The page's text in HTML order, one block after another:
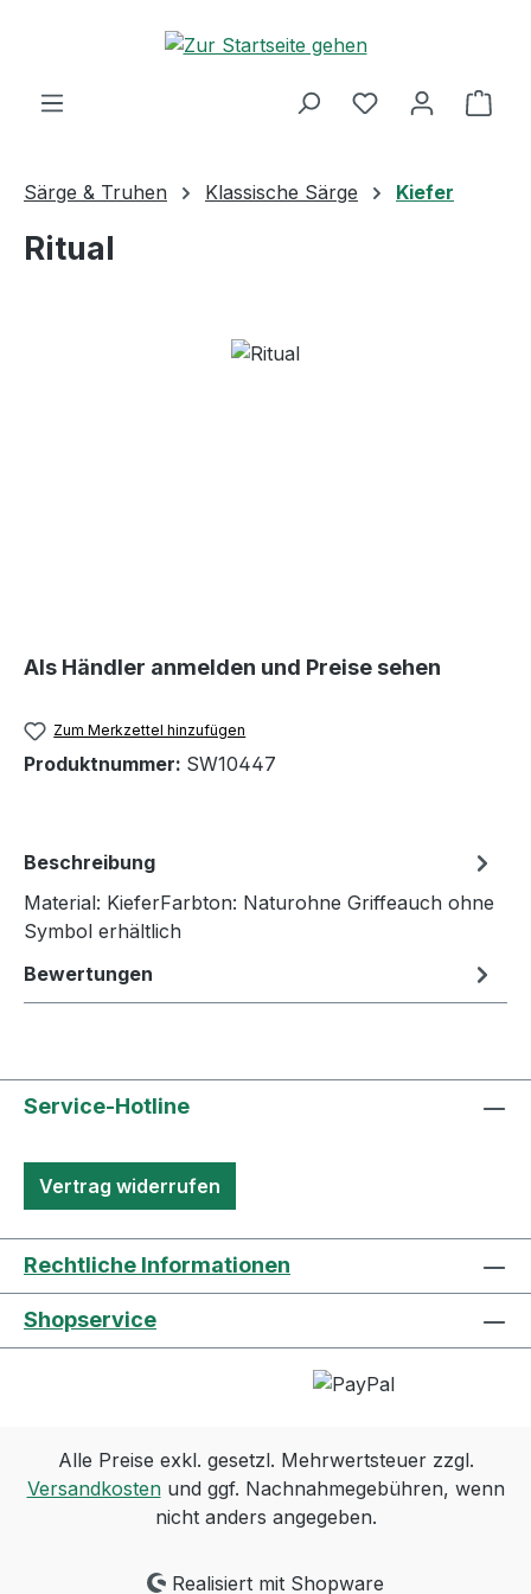
Zum Hauptinhalt springen
Särge & Truhen Klassische Särge Kiefer
Ritual
Bildergalerie überspringen
Als Händler anmelden und Preise sehen
Zum Merkzettel hinzufügen
Produktnummer: SW10447
Beschreibung
Material: KieferFarbton: Naturohne Griffeauch ohne
Symbol erhältlich
Bewertungen
Service-Hotline
Vertrag widerrufen
Rechtliche Informationen
Shopservice
Alle Preise exkl. gesetzl. Mehrwertsteuer zzgl.
Versandkostenund ggf. Nachnahmegebühren, wenn
nicht anders angegeben.
Realisiert mit Shopware